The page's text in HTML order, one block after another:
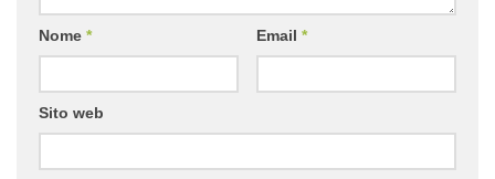
Nome * Email *
Sito web